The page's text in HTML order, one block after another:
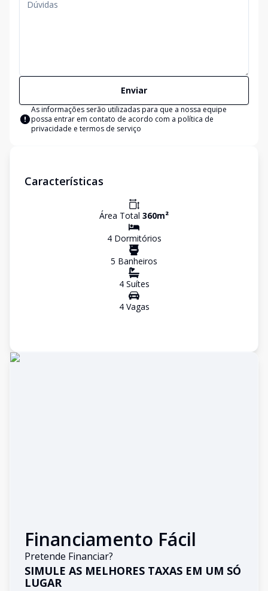
Enviar
As informações serão utilizadas para que a nossa equipe
possa entrar em contato de acordo com a política de
privacidade e termos de serviço
Características
Área Total 360m²
4Dormitórios
5 Banheiros
4Suítes
4Vagas
Financiamento Fácil
Pretende Financiar?
SIMULE AS MELHORES TAXAS EM UM SÓ
LUGAR